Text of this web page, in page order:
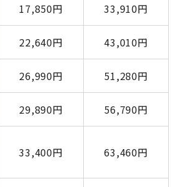
17,850円 33,910円
22,640円 43,010円
26,990円 51,280円
29,890円 56,790円
33,400円 63,460円